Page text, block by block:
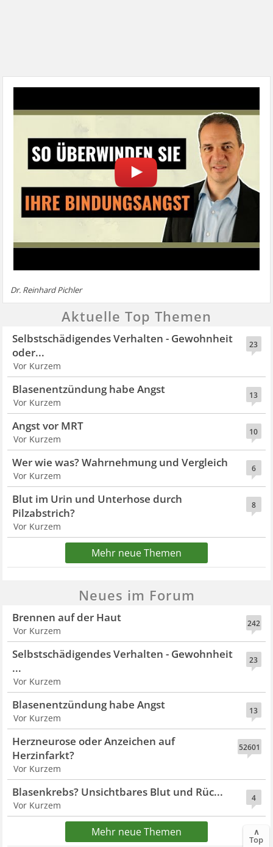
Dr. Reinhard Pichler
Aktuelle Top Themen
23
Selbstschädigendes Verhalten - Gewohnheit
oder...
Vor Kurzem
13
Blasenentzündung habe Angst
Vor Kurzem
10
Angst vor MRT
Vor Kurzem
6
Wer wie was? Wahrnehmung und Vergleich
Vor Kurzem
8
Blut im Urin und Unterhose durch
Pilzabstrich?
Vor Kurzem
Mehr neue Themen
Neues im Forum
242
Brennen auf der Haut
Vor Kurzem
23
Selbstschädigendes Verhalten - Gewohnheit
...
Vor Kurzem
13
Blasenentzündung habe Angst
Vor Kurzem
52601
Herzneurose oder Anzeichen auf
Herzinfarkt?
Vor Kurzem
4
Blasenkrebs? Unsichtbares Blut und Rüc...
Vor Kurzem
Mehr neue Themen ∧
Top